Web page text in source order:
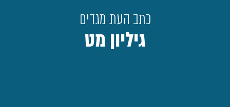
כתב העת מגדים
גיליון מט